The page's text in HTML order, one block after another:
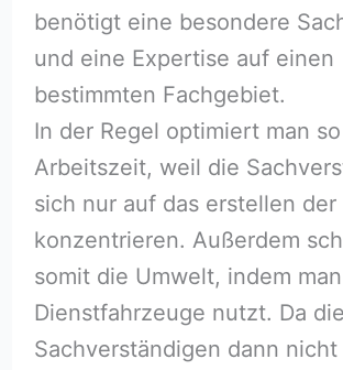
benötigt eine besondere
und eine Expertise auf einen
bestimmten Fachgebiet.
In der Regel optimiert man
Arbeitszeit, weil die
sich nur auf das erstellen
konzentrieren. Außerdem
somit die Umwelt, indem
Dienstfahrzeuge nutzt. Da die
Sachverständigen dann nicht